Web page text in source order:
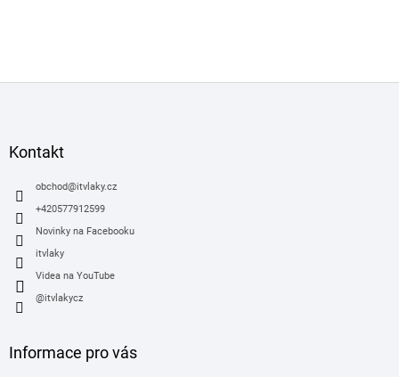
Kontakt
obchod@itvlaky.cz
+420577912599
Novinky na Facebooku
itvlaky
Videa na YouTube
@itvlakycz
Informace pro vás